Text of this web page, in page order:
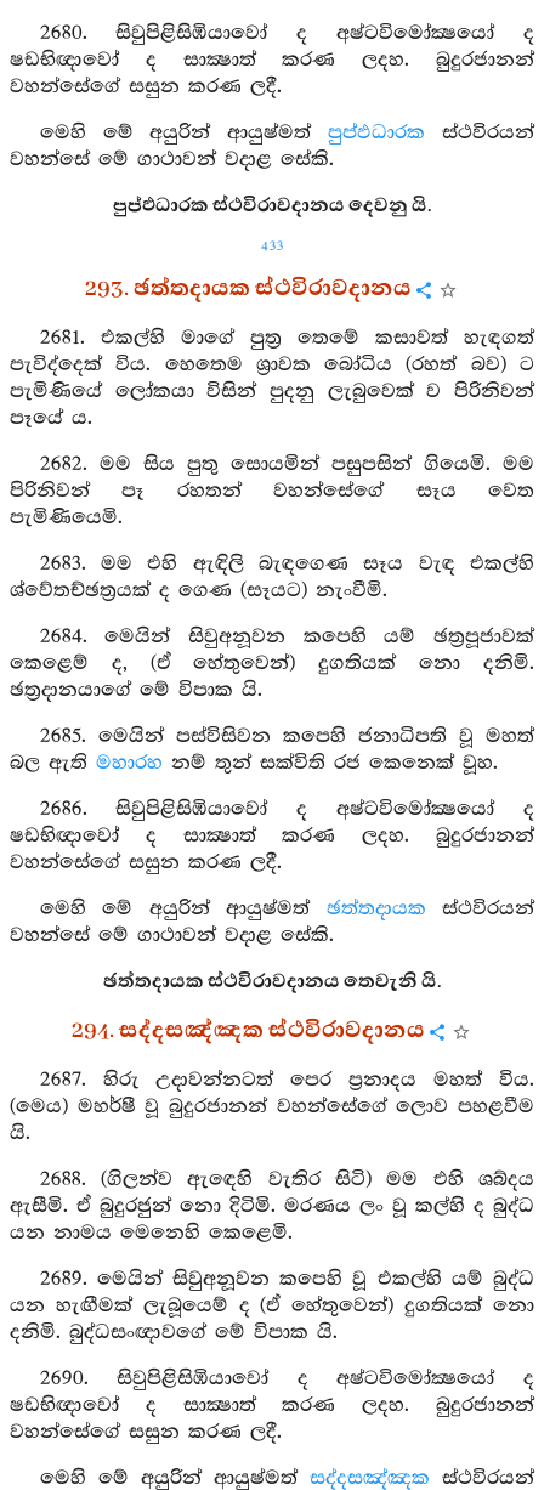
2680. සිවුපිළිසිඹියාවෝ ද අෂ්ටවිමෝක්‍ෂයෝ ද
ෂඩභිඥාවෝ ද සාක්‍ෂාත් කරණ ලදහ. බුදුරජානන්
වහන්සේගේ සසුන කරණ ලදී.
මෙහි මේ අයුරින් ආයුෂ්මත්පුප්ඵධාරක ස්ථවිරයන්
වහන්සේ මේ ගාථාවන් වදාළ සේකි.
පුප්ඵධාරක ස්ථවිරාවදානය දෙවනු යි.
433
293. ඡත්තදායක ස්ථවිරාවදානය
2681. එකල්හි මාගේ පුත්‍ර තෙමේ කසාවත් හැඳගත්
පැවිද්දෙක් විය. හෙතෙම ශ්‍රාවක බෝධිය (රහත් බව) ට
පැමිණියේ ලෝකයා විසින් පුදනු ලැබුවෙක් ව පිරිනිවන්
පෑයේ ය.
2682. මම සිය පුතු සොයමින් පසුපසින් ගියෙමි. මම
පිරිනිවන් පෑ රහතන් වහන්සේගේ සෑය වෙත
පැමිණියෙමි.
2683. මම එහි ඇඳිලි බැඳගෙණ සෑය වැඳ එකල්හි
ශ්වේතච්ඡත්‍රයක් ද ගෙණ (සෑයට) නැංවීමි.
2684. මෙයින් සිවුඅනූවන කපෙහි යම් ඡත්‍රපූජාවක්
කෙළෙම් ද, (ඒ හේතුවෙන්) දුගතියක් නො දනිමි.
ඡත්‍රදානයාගේ මේ විපාක යි.
2685. මෙයින් පස්විසිවන කපෙහි ජනාධිපති වූ මහත්
බල ඇති මහාරහ නම් තුන් සක්විති රජ කෙනෙක් වූහ.
2686. සිවුපිළිසිඹියාවෝ ද අෂ්ටවිමෝක්‍ෂයෝ ද
ෂඩභිඥාවෝ ද සාක්‍ෂාත් කරණ ලදහ. බුදුරජානන්
වහන්සේගේ සසුන කරණ ලදී.
මෙහි මේ අයුරින් ආයුෂ්මත් ඡත්තදායක ස්ථවිරයන්
වහන්සේ මේ ගාථාවන් වදාළ සේකි.
ඡත්තදායක ස්ථවිරාවදානය තෙවැනි යි.
294. සද්දසඤ්ඤක ස්ථවිරාවදානය
2687. හිරු උදාවන්නටත් පෙර ප්‍රනාදය මහත් විය.
(මෙය) මහර්ෂී වූ බුදුරජානන් වහන්සේගේ ලොව පහළවීම
යි.
2688. (ගිලන්ව ඇඳෙහි වැතිර සිටි) මම එහි ශබ්දය
ඇසීමි. ඒ බුදුරජුන් නො දිටිමි. මරණය ලං වූ කල්හි ද බුද්ධ
යන නාමය මෙනෙහි කෙළෙමි.
2689. මෙයින් සිවුඅනූවන කපෙහි වූ එකල්හි යම් බුද්ධ
යන හැඟීමක් ලැබූයෙම් ද (ඒ හේතුවෙන්) දුගතියක් නො
දනිමි. බුද්ධසංඥාවගේ මේ විපාක යි.
2690. සිවුපිළිසිඹියාවෝ ද අෂ්ටවිමෝක්‍ෂයෝ ද
ෂඩභිඥාවෝ ද සාක්‍ෂාත් කරණ ලදහ. බුදුරජානන්
වහන්සේගේ සසුන කරණ ලදී.
මෙහි මේ අයුරින් ආයුෂ්මත් සද්දසඤ්ඤක ස්ථවිරයන්